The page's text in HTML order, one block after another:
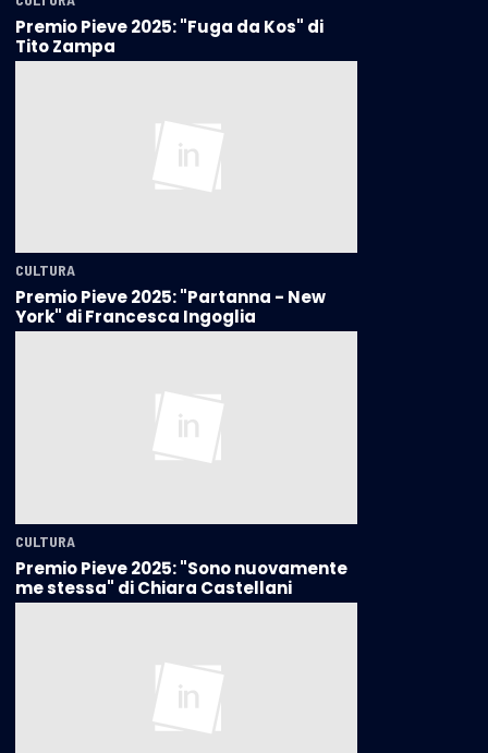
Premio Pieve 2025: "Fuga da Kos" di
Tito Zampa
CULTURA
Premio Pieve 2025: "Partanna - New
York" di Francesca Ingoglia
CULTURA
Premio Pieve 2025: "Sono nuovamente
me stessa" di Chiara Castellani